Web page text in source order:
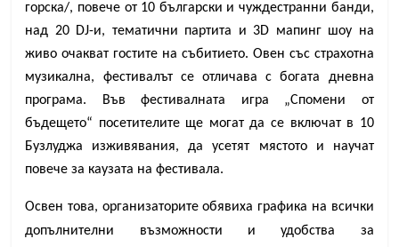
горска/, повече от 10 български и чуждестранни банди,
над 20 DJ-и, тематични партита и 3D мапинг шоу на
живо очакват гостите на събитието. Овен със страхотна
музикална, фестивалът се отличава с богата дневна
програма. Във фестивалната игра „Спомени от
бъдещето“ посетителите ще могат да се включат в 10
Бузлуджа изживявания, да усетят мястото и научат
повече за каузата на фестивала.
Освен това, организаторите обявиха графика на всички
допълнителни възможности и удобства за